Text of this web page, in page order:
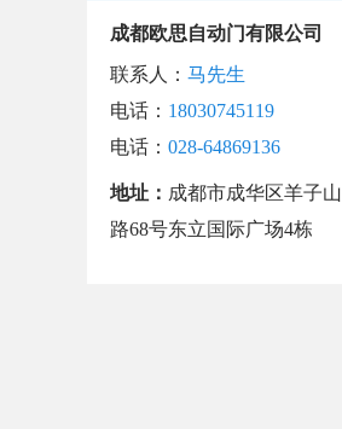
成都欧思自动门有限公司
联系人： 马先生
电话： 18030745119
电话： 028-64869136
地址： 成都市成华区羊子山
路68号东立国际广场4栋